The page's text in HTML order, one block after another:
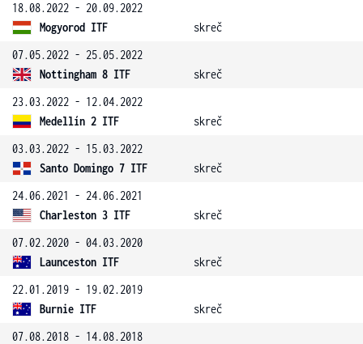
18.08.2022 - 20.09.2022
Mogyorod ITF
skreč
07.05.2022 - 25.05.2022
Nottingham 8 ITF
skreč
23.03.2022 - 12.04.2022
Medellín 2 ITF
skreč
03.03.2022 - 15.03.2022
Santo Domingo 7 ITF
skreč
24.06.2021 - 24.06.2021
Charleston 3 ITF
skreč
07.02.2020 - 04.03.2020
Launceston ITF
skreč
22.01.2019 - 19.02.2019
Burnie ITF
skreč
07.08.2018 - 14.08.2018